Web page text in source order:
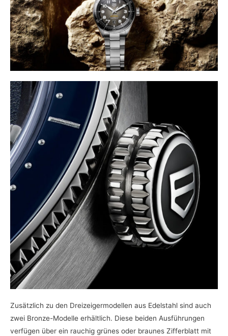
Zusätzlich zu den Dreizeigermodellen aus Edelstahl sind auch
zwei Bronze-Modelle erhältlich. Diese beiden Ausführungen
verfügen über ein rauchig grünes oder braunes Zifferblatt mit